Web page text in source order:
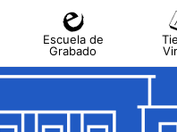
Escuela de
Grabado